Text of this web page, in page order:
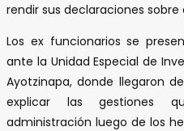
rendir sus declaraciones sobre
Los ex funcionarios se
ante la Unidad Especial de
Ayotzinapa, donde llegaron
explicar las gestiones
administración luego de los